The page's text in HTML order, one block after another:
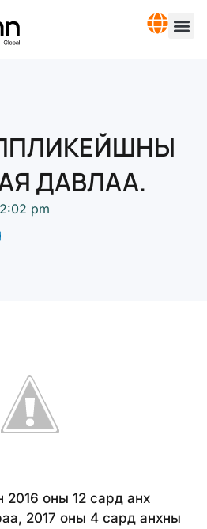
ДАВЛАА.
pm
оны 12 сард анх
2017 оны 4 сард анхны